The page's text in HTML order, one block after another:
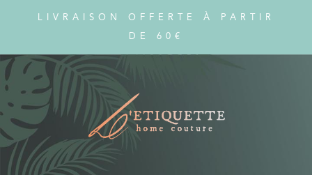
LIVRAISON OFFERTE À PARTIR
DE 60€